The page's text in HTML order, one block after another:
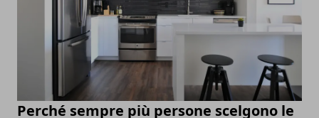
Perché sempre più persone scelgono le